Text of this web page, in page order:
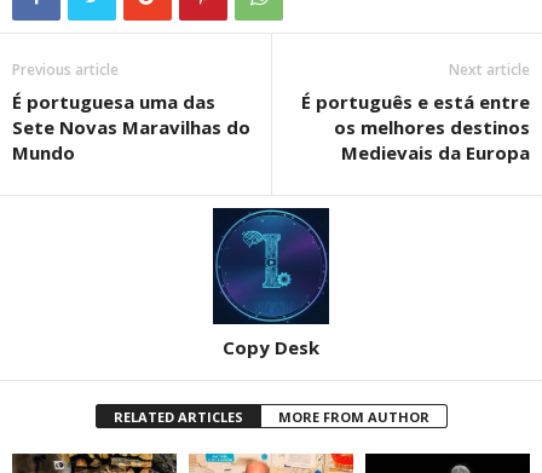
Previous article
É portuguesa uma das
Sete Novas Maravilhas do
Mundo
Next article
É português e está entre
os melhores destinos
Medievais da Europa
Copy Desk
RELATED ARTICLES MORE FROM AUTHOR